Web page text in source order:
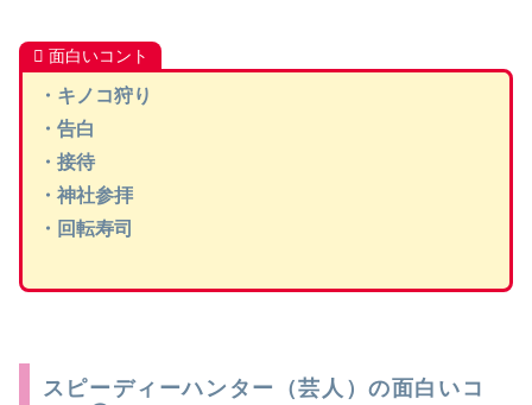
面白いコント
・キノコ狩り
・告白
・接待
・神社参拝
・回転寿司
スピーディーハンター（芸人）の面白いコ